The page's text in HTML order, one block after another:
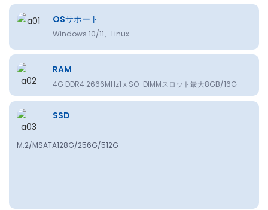
OSサポート
Windows 10/11、Linux
RAM
4G DDR4 2666MHz1 x SO-DIMMスロット最大8GB/16G
SSD
M.2/MSATA128G/256G/512G